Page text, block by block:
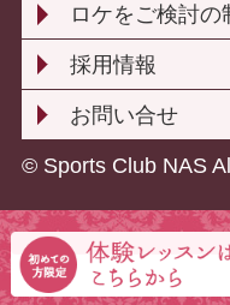
ロケをご検討の
採用情報
お問い合せ
© Sports Club NAS